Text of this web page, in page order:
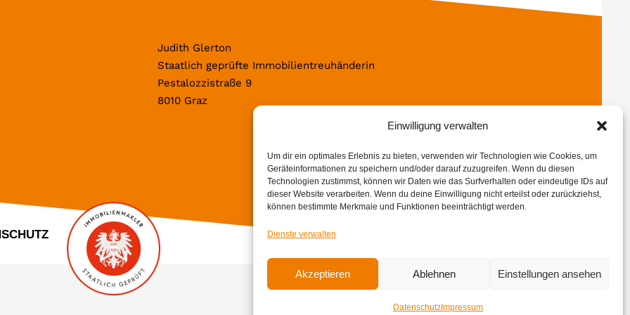
Einwilligung verwalten
Um dir ein optimales Erlebnis zu bieten, verwenden wir Technologien wie Cookies, um
Geräteinformationen zu speichern und/oder darauf zuzugreifen. Wenn du diesen
Technologien zustimmst, können wir Daten wie das Surfverhalten oder eindeutige IDs auf
dieser Website verarbeiten. Wenn du deine Einwilligung nicht erteilst oder zurückziehst,
können bestimmte Merkmale und Funktionen beeinträchtigt werden.
Dienste verwalten
Akzeptieren Ablehnen Einstellungen ansehen
DatenschutzImpressum
Judith Glerton
Staatlich geprüfte Immobilientreuhänderin
Pestalozzistraße 9
8010 Graz